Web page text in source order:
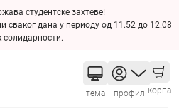
студентске захтеве!
сваког дана у периоду од 11.52 до 12.08
солидарности.
тема профил корпа